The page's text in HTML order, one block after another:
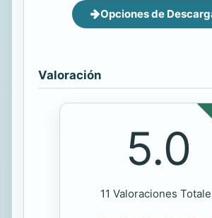
Opciones de
Valoración
5.0
11 Valoraciones